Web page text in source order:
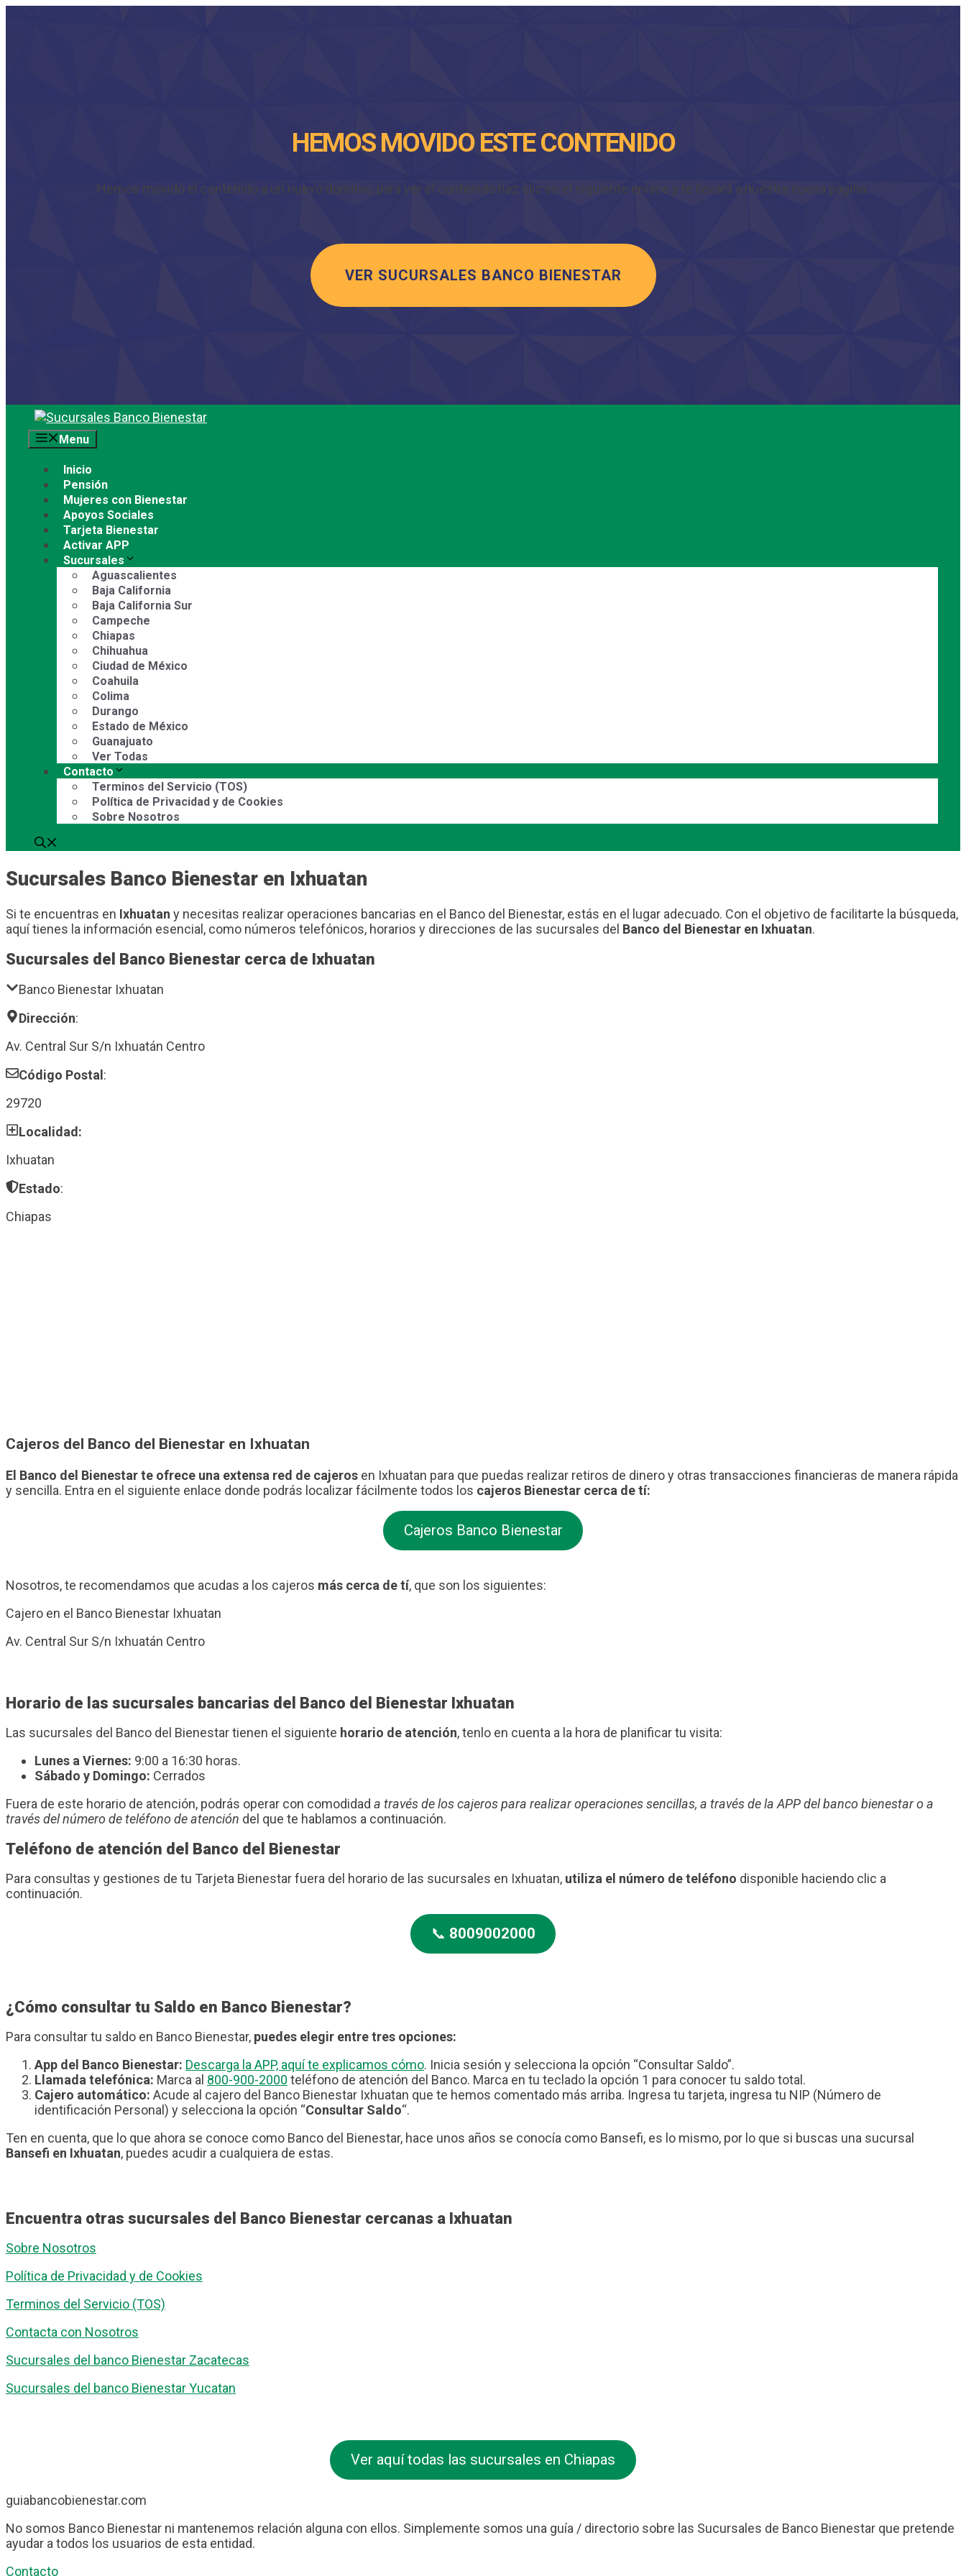
HEMOS MOVIDO ESTE CONTENIDO
Hemos movido el contenido a un nuevo dominio, para ver el contenido haz clic en el siguiente enlace y te llevará a nuestra nueva página.
VER SUCURSALES BANCO BIENESTAR
Saltar
contenidoMenu
Inicio
Pensión
Mujeres con Bienestar
Apoyos Sociales
Tarjeta Bienestar
Activar APP
Sucursales
Aguascalientes
Baja California
Baja California Sur
Campeche
Chiapas
Chihuahua
Ciudad de México
Coahuila
Colima
Durango
Estado de México
Guanajuato
Ver Todas
Contacto
Terminos del Servicio (TOS)
Política de Privacidad y de Cookies
Sobre Nosotros
Sucursales Banco Bienestar en Ixhuatan
Si te encuentras en Ixhuatan y necesitas realizar operaciones bancarias en el Banco del Bienestar, estás en el lugar adecuado. Con el objetivo de facilitarte la búsqueda,
aquí tienes la información esencial, como números telefónicos, horarios y direcciones de las sucursales del Banco del Bienestar en Ixhuatan.
Sucursales del Banco Bienestar cerca de Ixhuatan
Banco Bienestar Ixhuatan
Dirección:
Av. Central Sur S/n Ixhuatán Centro
Código Postal:
29720
Localidad:
Ixhuatan
Estado:
Chiapas
Cajeros del Banco del Bienestar en Ixhuatan
El Banco del Bienestar te ofrece una extensa red de cajeros en Ixhuatan para que puedas realizar retiros de dinero y otras transacciones financieras de manera rápida
y sencilla. Entra en el siguiente enlace donde podrás localizar fácilmente todos los cajeros Bienestar cerca de tí:
Cajeros Banco Bienestar
Nosotros, te recomendamos que acudas a los cajeros más cerca de tí, que son los siguientes:
Cajero en el Banco Bienestar Ixhuatan
Av. Central Sur S/n Ixhuatán Centro
Horario de las sucursales bancarias del Banco del Bienestar Ixhuatan
Las sucursales del Banco del Bienestar tienen el siguiente horario de atención, tenlo en cuenta a la hora de planificar tu visita:
Lunes a Viernes: 9:00 a 16:30 horas.
Sábado y Domingo: Cerrados
Fuera de este horario de atención, podrás operar con comodidad a través de los cajeros para realizar operaciones sencillas, a través de la APP del banco bienestar o a
través del número de teléfono de atención del que te hablamos a continuación.
Teléfono de atención del Banco del Bienestar
Para consultas y gestiones de tu Tarjeta Bienestar fuera del horario de las sucursales en Ixhuatan, utiliza el número de teléfono disponible haciendo clic a
continuación.
📞 8009002000
¿Cómo consultar tu Saldo en Banco Bienestar?
Para consultar tu saldo en Banco Bienestar, puedes elegir entre tres opciones:
App del Banco Bienestar: Descarga la APP, aquí te explicamos cómo. Inicia sesión y selecciona la opción “Consultar Saldo”.
Llamada telefónica: Marca al 800-900-2000 teléfono de atención del Banco. Marca en tu teclado la opción 1 para conocer tu saldo total.
Cajero automático: Acude al cajero del Banco Bienestar Ixhuatan que te hemos comentado más arriba. Ingresa tu tarjeta, ingresa tu NIP (Número de
identificación Personal) y selecciona la opción “Consultar Saldo“.
Ten en cuenta, que lo que ahora se conoce como Banco del Bienestar, hace unos años se conocía como Bansefi, es lo mismo, por lo que si buscas una sucursal
Bansefi en Ixhuatan, puedes acudir a cualquiera de estas.
Encuentra otras sucursales del Banco Bienestar cercanas a Ixhuatan
Sobre Nosotros
Política de Privacidad y de Cookies
Terminos del Servicio (TOS)
Contacta con Nosotros
Sucursales del banco Bienestar Zacatecas
Sucursales del banco Bienestar Yucatan
Ver aquí todas las sucursales en Chiapas
guiabancobienestar.com
No somos Banco Bienestar ni mantenemos relación alguna con ellos. Simplemente somos una guía / directorio sobre las Sucursales de Banco Bienestar que pretende
ayudar a todos los usuarios de esta entidad.
Contacto